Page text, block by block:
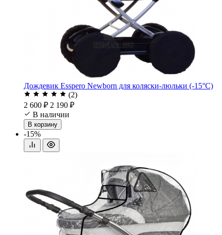
Дождевик Esspero Newborn для коляски-люльки (-15°С)
(2)
2 600 ₽ 2 190 ₽
В наличии
В корзину
-15%